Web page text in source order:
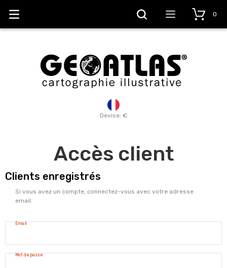
Devise: €
0
Accès client
Clients enregistrés
Si vous avez un compte, connectez-vous avec votre adresse
email.
Email
Mot de passe